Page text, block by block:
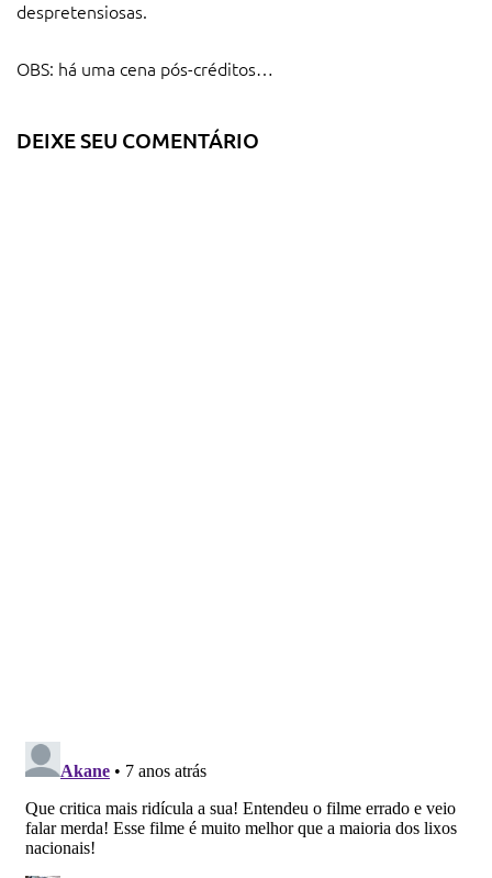
despretensiosas.
OBS: há uma cena pós-créditos…
DEIXE SEU COMENTÁRIO